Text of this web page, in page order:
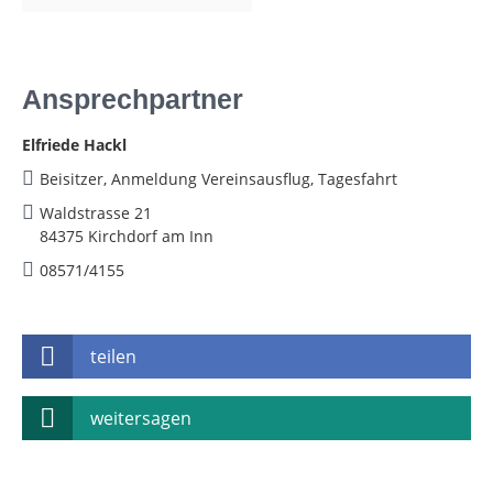
Ansprechpartner
Elfriede Hackl
Beisitzer, Anmeldung Vereinsausflug, Tagesfahrt
Waldstrasse 21
84375 Kirchdorf am Inn
08571/4155
teilen
weitersagen